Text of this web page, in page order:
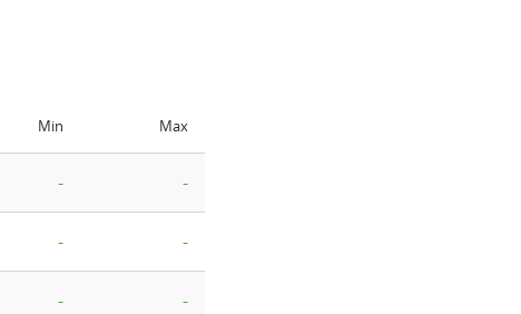
Min Max
- -
- -
- -